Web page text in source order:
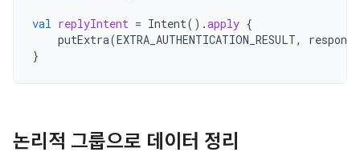
val replyIntent = Intent().apply {
putExtra(EXTRA_AUTHENTICATION_RESULT,
}
논리적 그룹으로 데이터 정리